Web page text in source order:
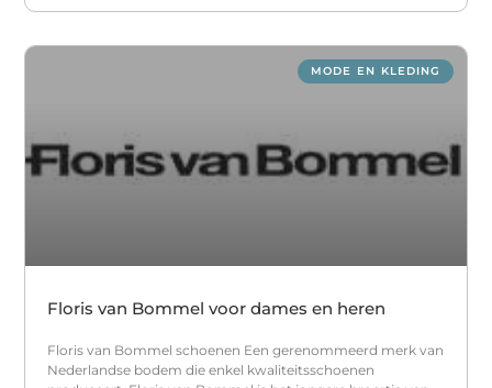
MODE EN KLEDING
Floris van Bommel voor dames en heren
Floris van Bommel schoenen Een gerenommeerd merk van
Nederlandse bodem die enkel kwaliteitsschoenen